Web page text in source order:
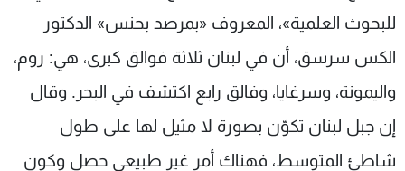
للبحوث العلمية»، المعروف «بمرصد بحنس» الدكتور
الكس سرسق، أن في لبنان ثلاثة فوالق كبرى، هي: روم،
واليمونة، وسرغايا، وفالق رابع اكتشف في البحر. وقال
إن جبل لبنان تكوّن بصورة لا مثيل لها على طول
شاطئ المتوسط، فهناك أمر غير طبيعي حصل وكون